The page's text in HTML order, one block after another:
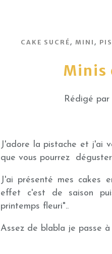
CAKE SUCRÉ, MINI ,
Minis
Rédigé
J'adore la pistache et j'ai
que vous pourrez
J'ai présenté mes cakes
effet c'est de saison
printemps fleuri"..
Assez de blabla je passe